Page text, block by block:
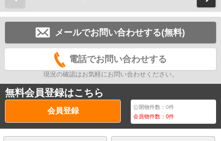
メールでお問い合わせする(無料)
電話でお問い合わせする
現況の確認はお気軽にお問い合わせください。
無料会員登録はこちら
会員登録 公開物件数：0件
会員物件数：0件